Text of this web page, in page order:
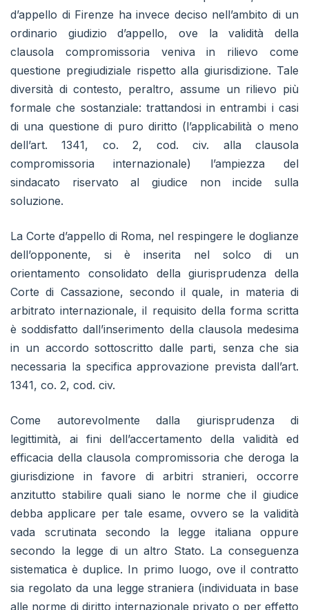
d’appello di Firenze ha invece deciso nell’ambito di un
ordinario giudizio d’appello, ove la validità della
clausola compromissoria veniva in rilievo come
questione pregiudiziale rispetto alla giurisdizione. Tale
diversità di contesto, peraltro, assume un rilievo più
formale che sostanziale: trattandosi in entrambi i casi
di una questione di puro diritto (l’applicabilità o meno
dell’art. 1341, co. 2, cod. civ. alla clausola
compromissoria internazionale) l’ampiezza del
sindacato riservato al giudice non incide sulla
soluzione.
La Corte d’appello di Roma, nel respingere le doglianze
dell’opponente, si è inserita nel solco di un
orientamento consolidato della giurisprudenza della
Corte di Cassazione, secondo il quale, in materia di
arbitrato internazionale, il requisito della forma scritta
è soddisfatto dall’inserimento della clausola medesima
in un accordo sottoscritto dalle parti, senza che sia
necessaria la specifica approvazione prevista dall’art.
1341, co. 2, cod. civ.
Come autorevolmente dalla giurisprudenza di
legittimità, ai fini dell’accertamento della validità ed
efficacia della clausola compromissoria che deroga la
giurisdizione in favore di arbitri stranieri, occorre
anzitutto stabilire quali siano le norme che il giudice
debba applicare per tale esame, ovvero se la validità
vada scrutinata secondo la legge italiana oppure
secondo la legge di un altro Stato. La conseguenza
sistematica è duplice. In primo luogo, ove il contratto
sia regolato da una legge straniera (individuata in base
alle norme di diritto internazionale privato o per effetto